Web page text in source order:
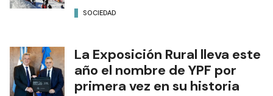
SOCIEDAD
La Exposición Rural lleva este
año el nombre de YPF por
primera vez en su historia